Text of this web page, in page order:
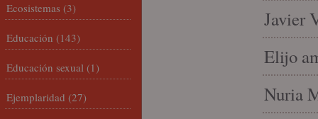
Javier
Elijo
Nuria
Ecosistemas (3)
Educación (143)
Educación sexual (1)
Ejemplaridad (27)